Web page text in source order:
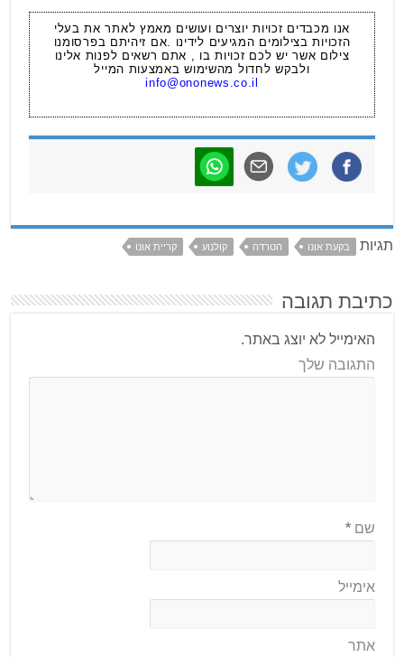
אנו מכבדים זכויות יוצרים ועושים מאמץ לאתר את בעלי
הזכויות בצילומים המגיעים לידינו .אם זיהיתם בפרסומנו
צילום אשר יש לכם זכויות בו , אתם רשאים לפנות אלינו
ולבקש לחדול מהשימוש באמצעות המייל
info@ononews.co.il
תגיות בקעת אונו הטרדה קולנוע קריית אונו
כתיבת תגובה
האימייל לא יוצג באתר.
התגובה שלך
שם*
אימייל
אתר